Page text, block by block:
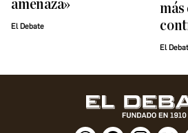
amenaza»
El Debate
más
El